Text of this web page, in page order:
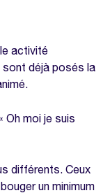
activité
sont déjà posés la
Oh moi je suis
différents. Ceux
un minimum